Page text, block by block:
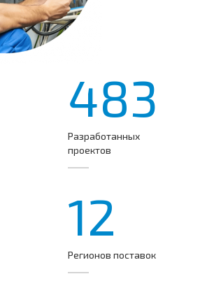
483
Разработанных
проектов
12
Регионов поставок